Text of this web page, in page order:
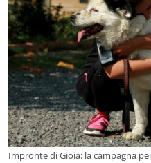
Impronte di Gioia: la campagna